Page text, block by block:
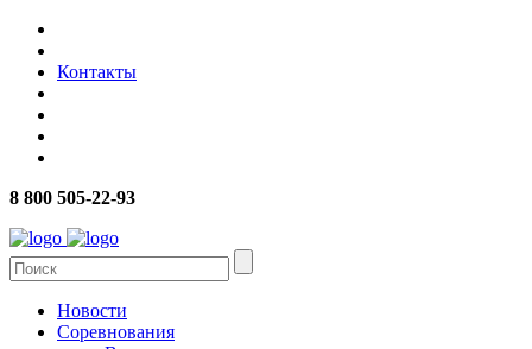
Контакты
8 800 505-22-93
Новости
Соревнования